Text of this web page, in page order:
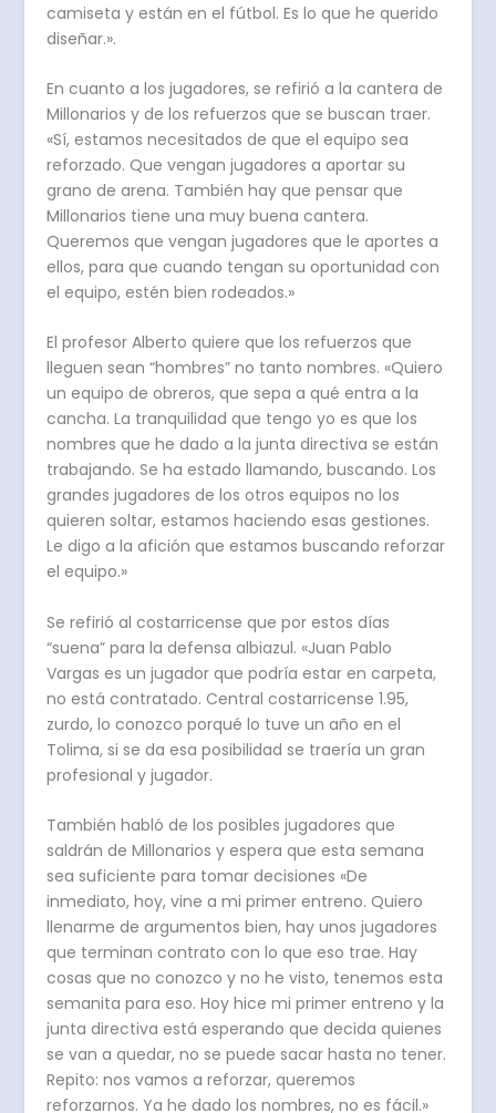
camiseta y están en el fútbol. Es lo que he querido
diseñar.».
En cuanto a los jugadores, se refirió a la cantera de
Millonarios y de los refuerzos que se buscan traer.
«Sí, estamos necesitados de que el equipo sea
reforzado. Que vengan jugadores a aportar su
grano de arena. También hay que pensar que
Millonarios tiene una muy buena cantera.
Queremos que vengan jugadores que le aportes a
ellos, para que cuando tengan su oportunidad con
el equipo, estén bien rodeados.»
El profesor Alberto quiere que los refuerzos que
lleguen sean “hombres” no tanto nombres. «Quiero
un equipo de obreros, que sepa a qué entra a la
cancha. La tranquilidad que tengo yo es que los
nombres que he dado a la junta directiva se están
trabajando. Se ha estado llamando, buscando. Los
grandes jugadores de los otros equipos no los
quieren soltar, estamos haciendo esas gestiones.
Le digo a la afición que estamos buscando reforzar
el equipo.»
Se refirió al costarricense que por estos días
“suena” para la defensa albiazul. «Juan Pablo
Vargas es un jugador que podría estar en carpeta,
no está contratado. Central costarricense 1.95,
zurdo, lo conozco porqué lo tuve un año en el
Tolima, si se da esa posibilidad se traería un gran
profesional y jugador.
También habló de los posibles jugadores que
saldrán de Millonarios y espera que esta semana
sea suficiente para tomar decisiones «De
inmediato, hoy, vine a mi primer entreno. Quiero
llenarme de argumentos bien, hay unos jugadores
que terminan contrato con lo que eso trae. Hay
cosas que no conozco y no he visto, tenemos esta
semanita para eso. Hoy hice mi primer entreno y la
junta directiva está esperando que decida quienes
se van a quedar, no se puede sacar hasta no tener.
Repito: nos vamos a reforzar, queremos
reforzarnos. Ya he dado los nombres, no es fácil.»